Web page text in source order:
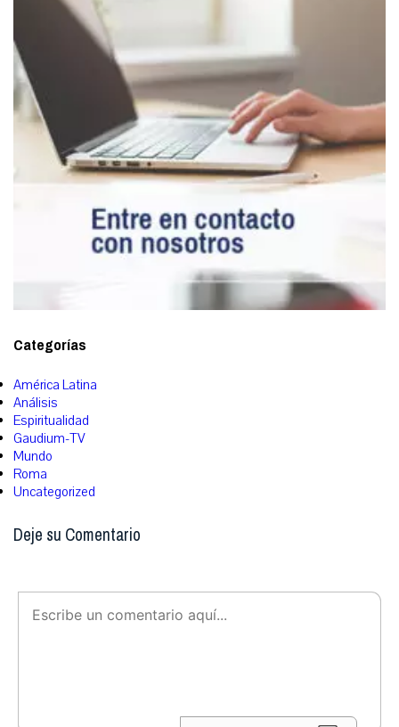
Categorías
América Latina
Análisis
Espiritualidad
Gaudium-TV
Mundo
Roma
Uncategorized
Deje su Comentario